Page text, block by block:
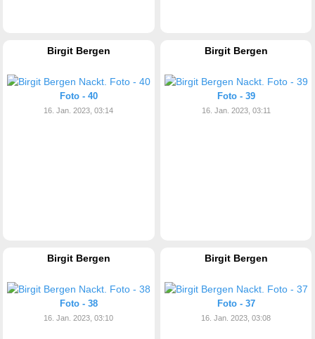
Birgit Bergen
Foto - 40
16. Jan. 2023, 03:14
Birgit Bergen
Foto - 39
16. Jan. 2023, 03:11
Birgit Bergen
Foto - 38
16. Jan. 2023, 03:10
Birgit Bergen
Foto - 37
16. Jan. 2023, 03:08